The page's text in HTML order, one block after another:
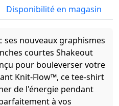
Disponibilité en magasin
nouveaux graphismes
courtes Shakeout
pour bouleverser votre
Knit-Flow™, ce tee-shirt
de l'énergie pendant
à vos